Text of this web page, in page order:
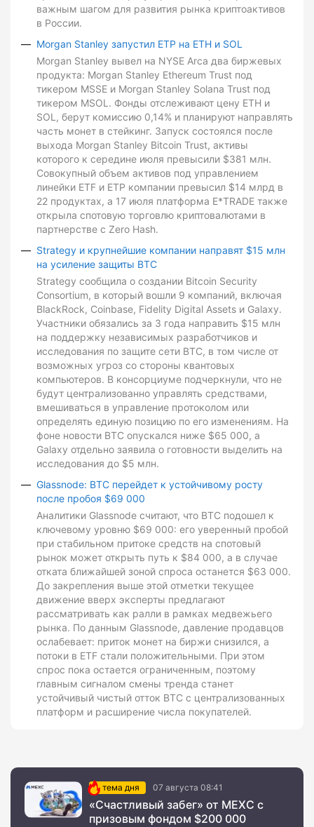
важным шагом для развития рынка криптоактивов
в России.
Morgan Stanley запустил ETP на ETH и SOL
Morgan Stanley вывел на NYSE Arca два биржевых
продукта: Morgan Stanley Ethereum Trust под
тикером MSSE и Morgan Stanley Solana Trust под
тикером MSOL. Фонды отслеживают цену ETH и
SOL, берут комиссию 0,14% и планируют направлять
часть монет в стейкинг. Запуск состоялся после
выхода Morgan Stanley Bitcoin Trust, активы
которого к середине июля превысили $381 млн.
Совокупный объем активов под управлением
линейки ETF и ETP компании превысил $14 млрд в
22 продуктах, а 17 июля платформа E*TRADE также
открыла спотовую торговлю криптовалютами в
партнерстве с Zero Hash.
Strategy и крупнейшие компании направят $15 млн
на усиление защиты BTC
Strategy сообщила о создании Bitcoin Security
Consortium, в который вошли 9 компаний, включая
BlackRock, Coinbase, Fidelity Digital Assets и Galaxy.
Участники обязались за 3 года направить $15 млн
на поддержку независимых разработчиков и
исследования по защите сети BTC, в том числе от
возможных угроз со стороны квантовых
компьютеров. В консорциуме подчеркнули, что не
будут централизованно управлять средствами,
вмешиваться в управление протоколом или
определять единую позицию по его изменениям. На
фоне новости BTC опускался ниже $65 000, а
Galaxy отдельно заявила о готовности выделить на
исследования до $5 млн.
Glassnode: BTC перейдет к устойчивому росту
после пробоя $69 000
Аналитики Glassnode считают, что BTC подошел к
ключевому уровню $69 000: его уверенный пробой
при стабильном притоке средств на спотовый
рынок может открыть путь к $84 000, а в случае
отката ближайшей зоной спроса останется $63 000.
До закрепления выше этой отметки текущее
движение вверх эксперты предлагают
рассматривать как ралли в рамках медвежьего
рынка. По данным Glassnode, давление продавцов
ослабевает: приток монет на биржи снизился, а
потоки в ETF стали положительными. При этом
спрос пока остается ограниченным, поэтому
главным сигналом смены тренда станет
устойчивый чистый отток BTC с централизованных
платформ и расширение числа покупателей.
тема дня 07 августа 08:41
«Счастливый забег» от MEXC с
призовым фондом $200 000